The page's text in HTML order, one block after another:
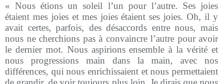
« Nous étions un soleil l’un pour l’autre. Ses joies
étaient mes joies et mes joies étaient ses joies. Oh, il y
avait certes, parfois, des désaccords entre nous, mais
nous ne cherchions pas à convaincre l’autre pour avoir
le dernier mot. Nous aspirions ensemble à la vérité et
nous progressions main dans la main, avec nos
différences, qui nous enrichissaient et nous permettaient